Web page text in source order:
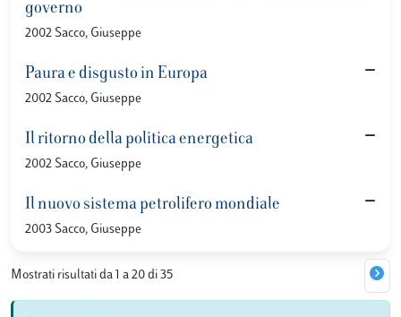
governo
2002 Sacco, Giuseppe
Paura e disgusto in Europa
2002 Sacco, Giuseppe
Il ritorno della politica energetica
2002 Sacco, Giuseppe
Il nuovo sistema petrolifero mondiale
2003 Sacco, Giuseppe
Mostrati risultati da 1 a 20 di 35